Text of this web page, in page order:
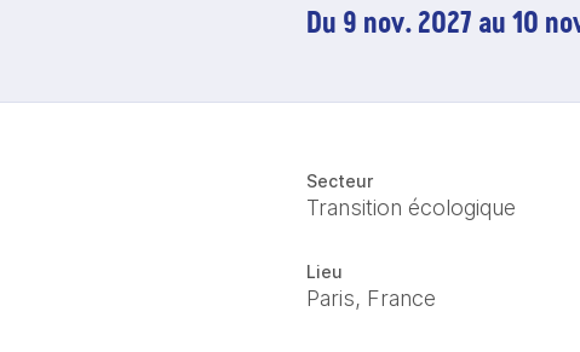
Du 9 nov. 2027 au 10
Secteur
Transition écologique
Lieu
Paris, France